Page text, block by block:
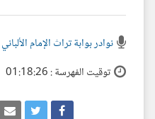
نوادر بوابة تراث الإمام الألباني
توقيت الفهرسة : 01:18:26